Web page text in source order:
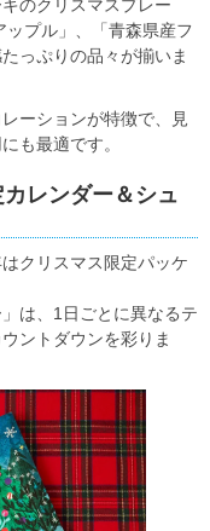
のクリスマスプレー
ップル」、「青森県産フ
っぷりの品々が揃いま
ーションが特徴で、見
も最適です。
レンダー＆シュ
クリスマス限定パッケ
は、1日ごとに異なるテ
ントダウンを彩りま